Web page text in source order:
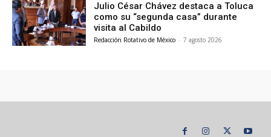
Julio César Chávez destaca a Toluca
como su “segunda casa” durante
visita al Cabildo
Redacción Rotativo de México - 7 agosto 2026